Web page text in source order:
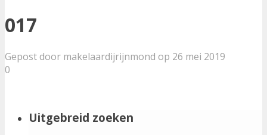
017
Gepost door makelaardijrijnmond op 26 mei 2019
0
Uitgebreid zoeken